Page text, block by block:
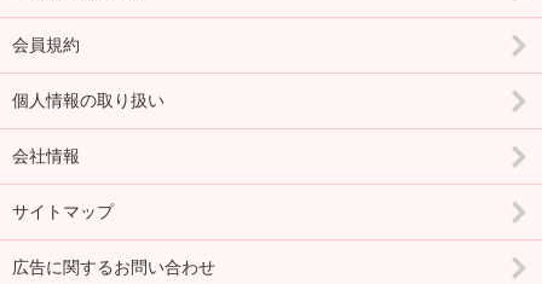
会員規約
個人情報の取り扱い
会社情報
サイトマップ
広告に関するお問い合わせ